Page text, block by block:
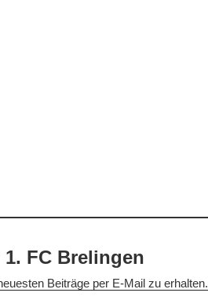
FC Brelingen
Beiträge per E-Mail zu erhalten.